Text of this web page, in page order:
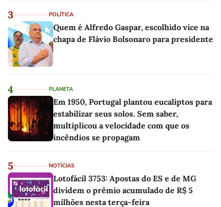
3 POLÍTICA
Quem é Alfredo Gaspar, escolhido vice na
chapa de Flávio Bolsonaro para presidente
4 PLANETA
Em 1950, Portugal plantou eucaliptos para
estabilizar seus solos. Sem saber,
multiplicou a velocidade com que os
incêndios se propagam
5 NOTÍCIAS
Lotofácil 3753: Apostas do ES e de MG
dividem o prêmio acumulado de R$ 5
milhões nesta terça-feira